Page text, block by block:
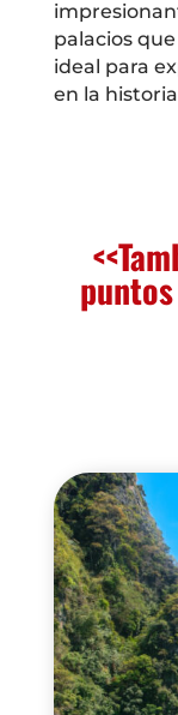
palacios
ideal para
en la